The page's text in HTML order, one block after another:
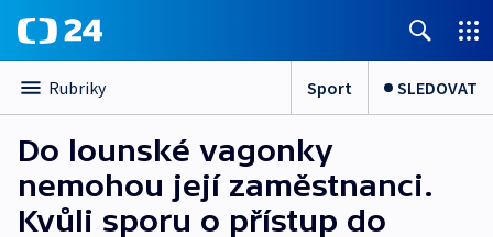
Rubriky Sport SLEDOVAT
Do lounské vagonky
nemohou její zaměstnanci.
Kvůli sporu o přístup do